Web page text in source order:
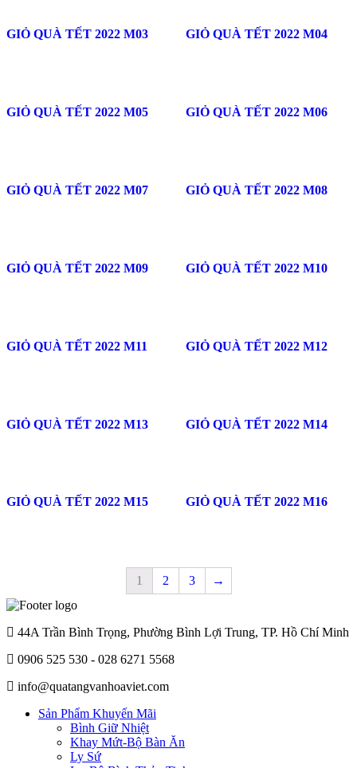
GIỎ QUÀ TẾT 2022 M03 GIỎ QUÀ TẾT 2022 M04
GIỎ QUÀ TẾT 2022 M05 GIỎ QUÀ TẾT 2022 M06
GIỎ QUÀ TẾT 2022 M07 GIỎ QUÀ TẾT 2022 M08
GIỎ QUÀ TẾT 2022 M09 GIỎ QUÀ TẾT 2022 M10
GIỎ QUÀ TẾT 2022 M11 GIỎ QUÀ TẾT 2022 M12
GIỎ QUÀ TẾT 2022 M13 GIỎ QUÀ TẾT 2022 M14
GIỎ QUÀ TẾT 2022 M15 GIỎ QUÀ TẾT 2022 M16
1 2 3 →
44A Trần Bình Trọng, Phường Bình Lợi Trung, TP. Hồ Chí Minh
0906 525 530 - 028 6271 5568
info@quatangvanhoaviet.com
Sản Phẩm Khuyến Mãi
Bình Giữ Nhiệt
Khay Mứt-Bộ Bàn Ăn
Ly Sứ